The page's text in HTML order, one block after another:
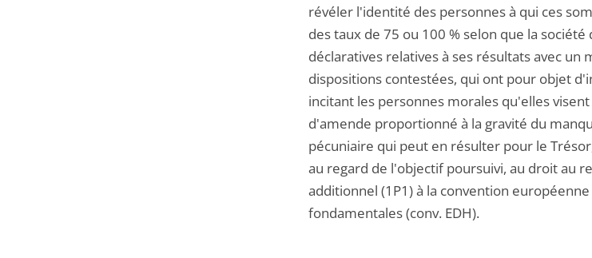
révéler l'identité des personnes à qui ces
des taux de 75 ou 100 % selon que la
déclaratives relatives à ses résultats avec
dispositions contestées, qui ont pour objet
incitant les personnes morales qu'elles
d'amende proportionné à la gravité du
pécuniaire qui peut en résulter pour le
au regard de l'objectif poursuivi, au droit au
additionnel (1P1) à la convention
fondamentales (conv. EDH).